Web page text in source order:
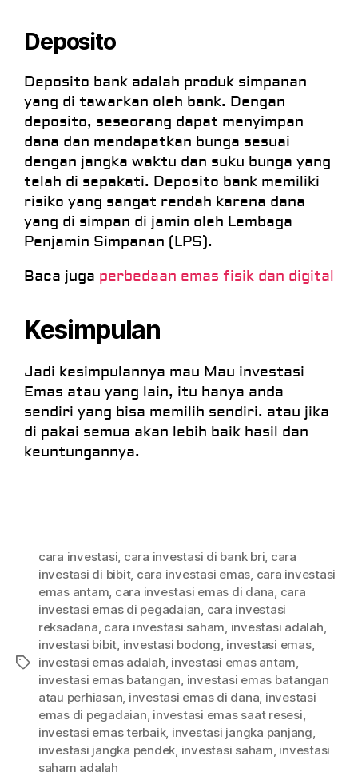
Deposito
Deposito bank adalah produk simpanan
yang di tawarkan oleh bank. Dengan
deposito, seseorang dapat menyimpan
dana dan mendapatkan bunga sesuai
dengan jangka waktu dan suku bunga yang
telah di sepakati. Deposito bank memiliki
risiko yang sangat rendah karena dana
yang di simpan di jamin oleh Lembaga
Penjamin Simpanan (LPS).
Baca juga perbedaan emas fisik dan digital
Kesimpulan
Jadi kesimpulannya mau Mau investasi
Emas atau yang lain, itu hanya anda
sendiri yang bisa memilih sendiri. atau jika
di pakai semua akan lebih baik hasil dan
keuntungannya.
cara investasi cara investasi di bank bri cara
investasi di bibit, cara investasi emas cara investasi
emas antam cara investasi emas di dana cara
investasi emas di pegadaian cara investasi
reksadana cara investasi saham investasi adalah
investasi bibit investasi bodong investasi emas,
investasi emas adalah investasi emas antam
investasi emas batangan investasi emas batangan
atau perhiasan investasi emas di dana investasi
emas di pegadaian investasi emas saat resesi
investasi emas terbaik, investasi jangka panjang
investasi jangka pendek investasi saham investasi
saham adalah